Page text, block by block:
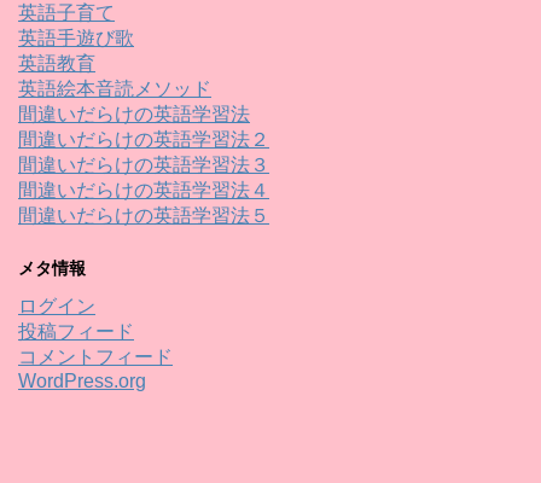
英語子育て
英語手遊び歌
英語教育
英語絵本音読メソッド
間違いだらけの英語学習法
間違いだらけの英語学習法２
間違いだらけの英語学習法３
間違いだらけの英語学習法４
間違いだらけの英語学習法５
メタ情報
ログイン
投稿フィード
コメントフィード
WordPress.org